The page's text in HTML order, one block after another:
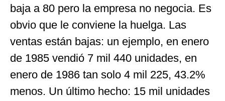
baja a 80 pero la empresa no negocia. Es
obvio que le conviene la huelga. Las
ventas están bajas: un ejemplo, en enero
de 1985 vendió 7 mil 440 unidades, en
enero de 1986 tan solo 4 mil 225, 43.2%
menos. Un último hecho: 15 mil unidades